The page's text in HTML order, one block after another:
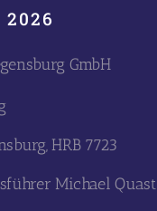
GmbH
HRB 7723
Michael Quast